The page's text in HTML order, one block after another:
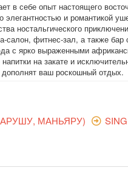
в себе опыт настоящего
элегантностью и романтикой
ностальгического
салон, фитнес-зал, а также
с ярко выраженными
на закате и
ваш роскошный отдых.
МАНЬЯРУ)